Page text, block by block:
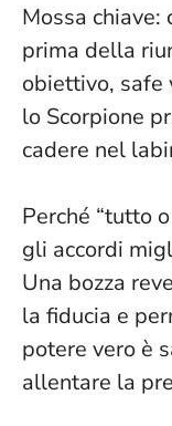
Mossa chiave:
prima della
obiettivo, safe
lo Scorpione
cadere nel
Perché “tutto
gli accordi
Una bozza
la fiducia e
potere vero è
allentare la